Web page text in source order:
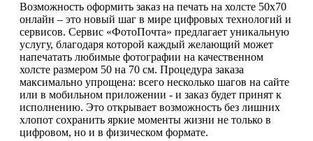
Возможность оформить заказ на печать на холсте 50х70
онлайн – это новый шаг в мире цифровых технологий и
сервисов. Сервис «ФотоПочта» предлагает уникальную
услугу, благодаря которой каждый желающий может
напечатать любимые фотографии на качественном
холсте размером 50 на 70 см. Процедура заказа
максимально упрощена: всего несколько шагов на сайте
или в мобильном приложении - и заказ будет принят к
исполнению. Это открывает возможность без лишних
хлопот сохранить яркие моменты жизни не только в
цифровом, но и в физическом формате.